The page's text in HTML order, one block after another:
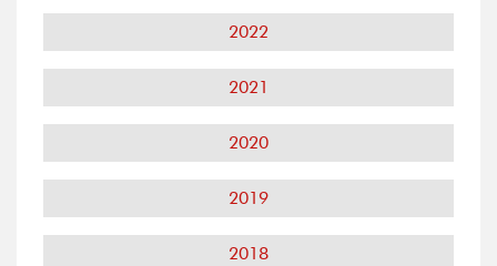
2022
2021
2020
2019
2018